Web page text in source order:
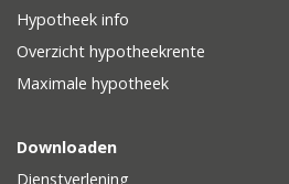
Hypotheek info
Overzicht hypotheekrente
Maximale hypotheek
Downloaden
Dienstverlening